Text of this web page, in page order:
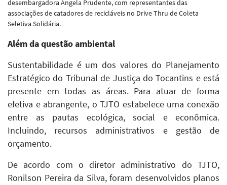
desembargadora Ângela Prudente, com representantes das
associações de catadores de recicláveis no Drive Thru de Coleta
Seletiva Solidária.
Além da questão ambiental
Sustentabilidade é um dos valores do Planejamento
Estratégico do Tribunal de Justiça do Tocantins e está
presente em todas as áreas. Para atuar de forma
efetiva e abrangente, o TJTO estabelece uma conexão
entre as pautas ecológica, social e econômica.
Incluindo, recursos administrativos e gestão de
orçamento.
De acordo com o diretor administrativo do TJTO,
Ronilson Pereira da Silva, foram desenvolvidos planos